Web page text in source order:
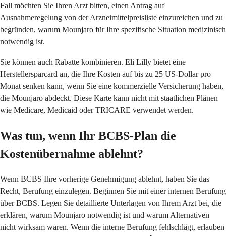
Fall möchten Sie Ihren Arzt bitten, einen Antrag auf
Ausnahmeregelung von der Arzneimittelpreisliste einzureichen und zu
begründen, warum Mounjaro für Ihre spezifische Situation medizinisch
notwendig ist.
Sie können auch Rabatte kombinieren. Eli Lilly bietet eine
Herstellersparcard an, die Ihre Kosten auf bis zu 25 US-Dollar pro
Monat senken kann, wenn Sie eine kommerzielle Versicherung haben,
die Mounjaro abdeckt. Diese Karte kann nicht mit staatlichen Plänen
wie Medicare, Medicaid oder TRICARE verwendet werden.
Was tun, wenn Ihr BCBS-Plan die
Kostenübernahme ablehnt?
Wenn BCBS Ihre vorherige Genehmigung ablehnt, haben Sie das
Recht, Berufung einzulegen. Beginnen Sie mit einer internen Berufung
über BCBS. Legen Sie detaillierte Unterlagen von Ihrem Arzt bei, die
erklären, warum Mounjaro notwendig ist und warum Alternativen
nicht wirksam waren. Wenn die interne Berufung fehlschlägt, erlauben